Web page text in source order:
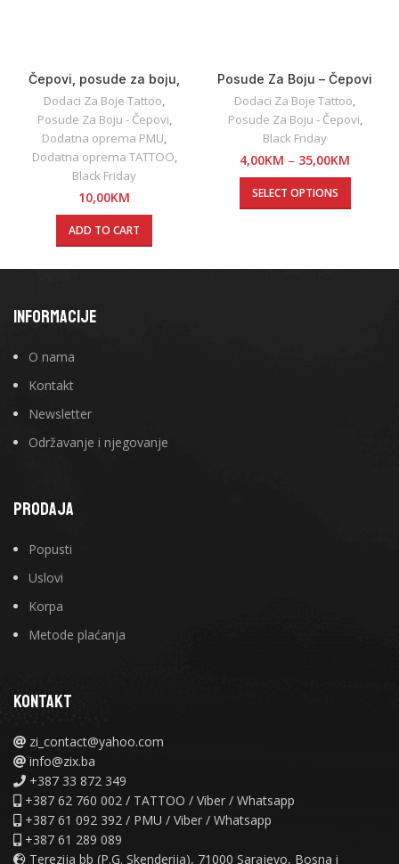
Čepovi, posude za boju,
silikonski mali / 100kom.
Dodaci Za Boje Tattoo
Posude Za Boju - Čepovi
Dodatna oprema PMU
Dodatna oprema TATTOO
Black Friday
10,00KM
ADD TO CART
Posude Za Boju – Čepovi
8mm Mali
Dodaci Za Boje Tattoo
Posude Za Boju - Čepovi
Black Friday
4,00KM – 35,00KM
SELECT OPTIONS
INFORMACIJE
O nama
Kontakt
Newsletter
Održavanje i njegovanje
PRODAJA
Popusti
Uslovi
Korpa
Metode plaćanja
KONTAKT
zi_contact@yahoo.com
info@zix.ba
+387 33 872 349
+387 62 760 002 / TATTOO / Viber / Whatsapp
+387 61 092 392 / PMU / Viber / Whatsapp
+387 61 289 089
Terezija bb (P.G. Skenderija), 71000 Sarajevo, Bosna i